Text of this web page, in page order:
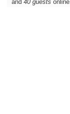
and 40 guests online.